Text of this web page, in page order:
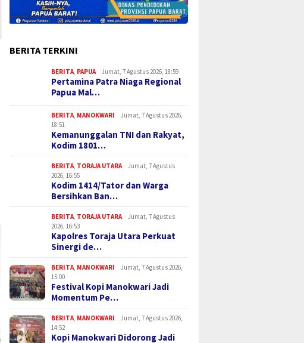
BERITA TERKINI
BERITA PAPUA Jumat, 7 Agustus 2026, 18:59
Pertamina Patra Niaga Regional
Papua Mal…
BERITA MANOKWARI
Jumat, 7 Agustus 2026,
18:51
Kemanunggalan TNI dan Rakyat,
Kodim 1801…
BERITA TORAJA UTARA
Jumat, 7 Agustus
2026, 16:55
Kodim 1414/Tator dan Warga
Bersihkan Ban…
BERITA TORAJA UTARA
Jumat, 7 Agustus
2026, 16:53
Kapolres Toraja Utara Perkuat
Sinergi de…
BERITA MANOKWARI
Jumat, 7 Agustus 2026,
15:00
Festival Kopi Manokwari Jadi
Momentum Pe…
BERITA MANOKWARI
Jumat, 7 Agustus 2026,
14:52
Kopi Manokwari Didorong Jadi